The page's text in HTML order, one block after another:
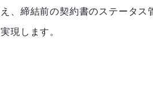
、締結前の契約書のステータス
現します。